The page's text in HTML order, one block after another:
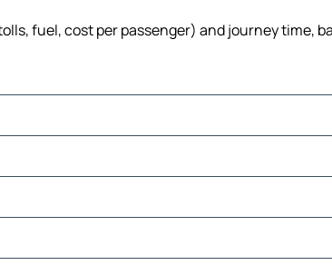
fuel, cost per passenger) and journey time,